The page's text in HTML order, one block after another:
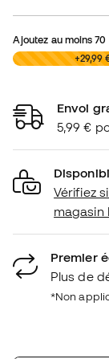
Ajoutez au moins70
0,00 € +29,99
Envoi
5,99 €
Vérifiez
magasin
Premier
Plus de
*Non